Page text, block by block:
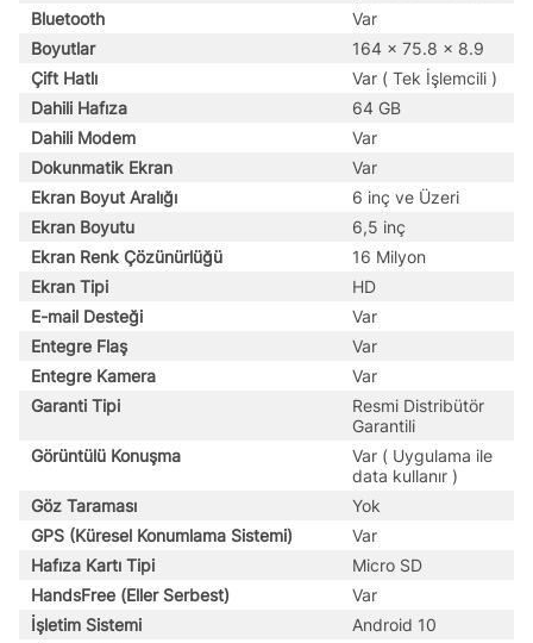
Bluetooth
Var
Boyutlar
164 x 75.8 x 8.9
Çift Hatlı
Var ( Tek İşlemcili )
Dahili Hafıza
64 GB
Dahili Modem
Var
Dokunmatik Ekran
Var
Ekran Boyut Aralığı
6 inç ve Üzeri
Ekran Boyutu
6,5 inç
Ekran Renk Çözünürlüğü
16 Milyon
Ekran Tipi
HD
E-mail Desteği
Var
Entegre Flaş
Var
Entegre Kamera
Var
Garanti Tipi
Resmi Distribütör
Garantili
Görüntülü Konuşma
Var ( Uygulama ile
data kullanır )
Göz Taraması
Yok
GPS (Küresel Konumlama Sistemi)
Var
Hafıza Kartı Tipi
Micro SD
HandsFree (Eller Serbest)
Var
İşletim Sistemi
Android 10